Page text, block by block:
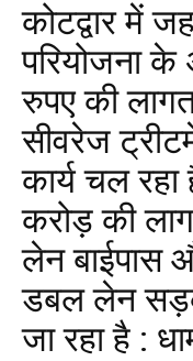
कोटद्वार में
परियोजना
रुपए की
सीवरेज
कार्य चल
करोड़ की
लेन बाईपास
डबल लेन सड़क
जा रहा है :